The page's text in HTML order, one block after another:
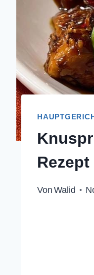
Rezept
Von Walid